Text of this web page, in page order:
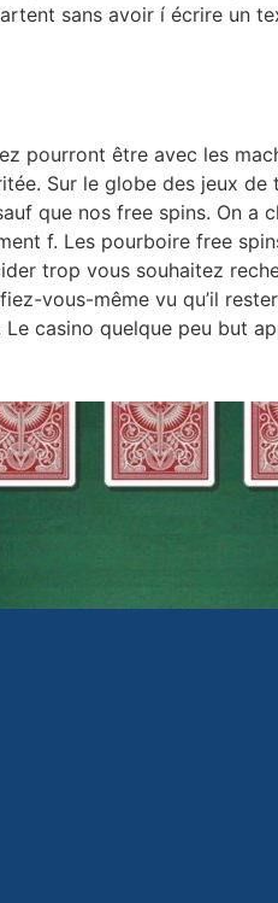
sans avoir í écrire un
pourront être avec les
Sur le globe des jeux de
que nos free spins. On a
f. Les pourboire free
trop vous souhaitez
vous-même vu qu’il
Le casino quelque peu but